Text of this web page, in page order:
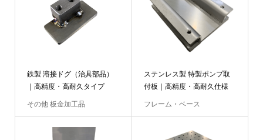
鉄製 溶接ドグ（治具部品）
｜高精度・高耐久タイプ
その他 板金加工品
ステンレス製 特製ポンプ取
付板｜高精度・高耐久仕様
フレーム・ベース